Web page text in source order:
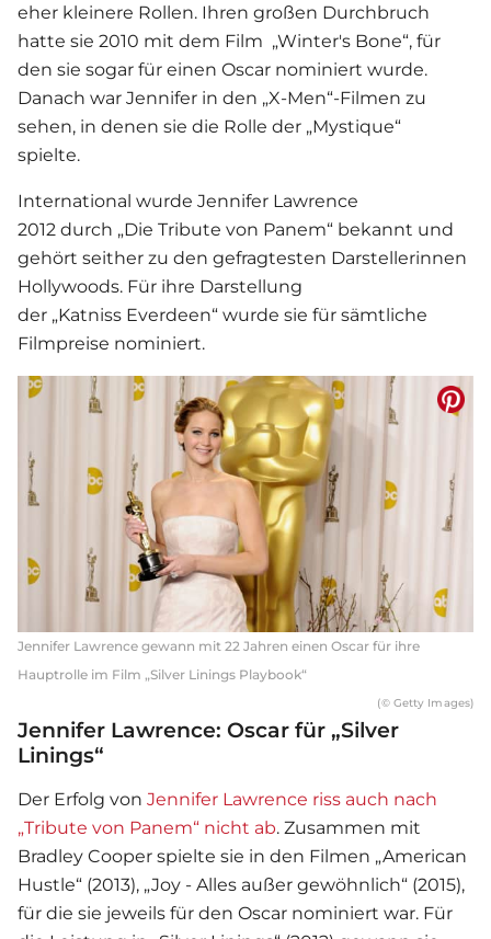
eher kleinere Rollen. Ihren großen Durchbruch
hatte sie 2010 mit dem Film „Winter's Bone“, für
den sie sogar für einen Oscar nominiert wurde.
Danach war Jennifer in den „X-Men“-Filmen zu
sehen, in denen sie die Rolle der „Mystique“
spielte.
International wurde Jennifer Lawrence
2012 durch „Die Tribute von Panem“ bekannt und
gehört seither zu den gefragtesten Darstellerinnen
Hollywoods. Für ihre Darstellung
der „Katniss Everdeen“ wurde sie für sämtliche
Filmpreise nominiert.
Jennifer Lawrence gewann mit 22 Jahren einen Oscar für ihre
Hauptrolle im Film „Silver Linings Playbook“
(© Getty Images)
Jennifer Lawrence: Oscar für „Silver
Linings“
Der Erfolg von Jennifer Lawrence riss auch nach
„Tribute von Panem“ nicht ab. Zusammen mit
Bradley Cooper spielte sie in den Filmen „American
Hustle“ (2013), „Joy - Alles außer gewöhnlich“ (2015),
für die sie jeweils für den Oscar nominiert war. Für